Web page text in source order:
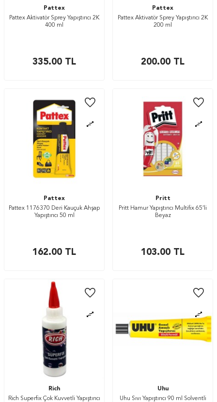
Pattex
Pattex Aktivatör Sprey Yapıştırıcı 2K
400 ml
335.00 TL
Pattex
Pattex Aktivatör Sprey Yapıştırıcı 2K
200 ml
200.00 TL
Pattex
Pattex 1176370 Deri Kauçuk Ahşap
Yapıştırıcı 50 ml
162.00 TL
Pritt
Pritt Hamur Yapıştırıcı Multifix 65’li
Beyaz
103.00 TL
Rich
Rich Superfix Çok Kuvvetli Yapıştırıcı
Uhu
Uhu Sıvı Yapıştırıcı 90 ml Solventli